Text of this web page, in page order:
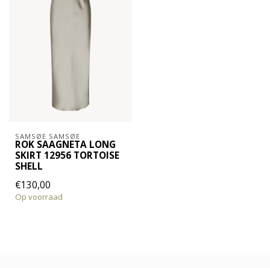
SAMSØE SAMSØE
ROK SAAGNETA LONG
SKIRT 12956 TORTOISE
SHELL
€130,00
Op voorraad